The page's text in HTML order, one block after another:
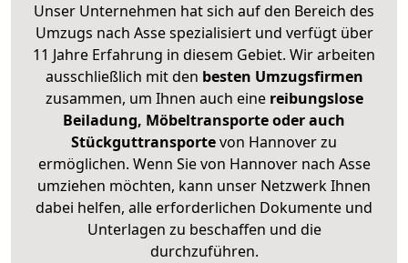
Unser Unternehmen hat sich auf den Bereich des
Umzugs nach Asse spezialisiert und verfügt über
11 Jahre Erfahrung in diesem Gebiet. Wir arbeiten
ausschließlich mit den besten Umzugsfirmen
zusammen, um Ihnen auch eine reibungslose
Beiladung, Möbeltransporte oder auch
Stückguttransportevon Hannover zu
ermöglichen. Wenn Sie von Hannover nach Asse
umziehen möchten, kann unser Netzwerk Ihnen
dabei helfen, alle erforderlichen Dokumente und
Unterlagen zu beschaffen und die
durchzuführen.